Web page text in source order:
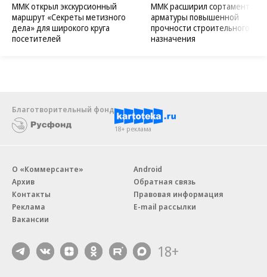
ММК открыл экскурсионный
маршрут «Секреты метизного
дела» для широкого круга
посетителей
ММК расширил сортамент
арматуры повышенной
прочности строительного
назначения
Благотворительный фонд
18+ реклама
О «Коммерсанте»
Архив
Контакты
Реклама
Вакансии
Android
Обратная связь
Правовая информация
E-mail рассылки
18+